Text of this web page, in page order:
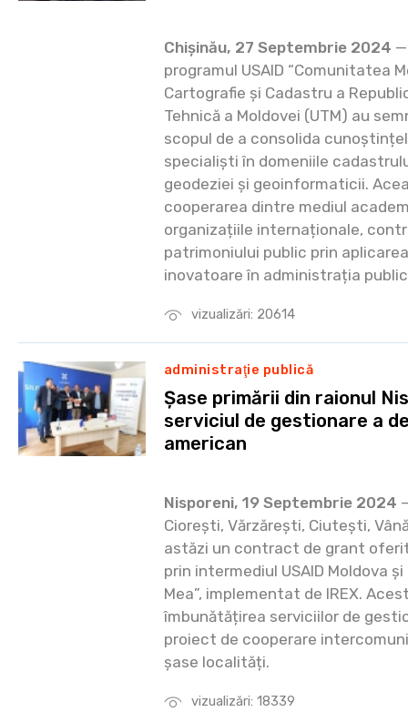
vizualizări: 20614
Chișinău, 27 Septembrie 2024
programul USAID “Comunitatea
Cartografie și Cadastru a
Tehnică a Moldovei (UTM) au
scopul de a consolida
specialiști în domeniile
geodeziei și geoinformaticii.
cooperarea dintre mediul
organizațiile internaționale,
patrimoniului public prin
inovatoare în administrația
vizualizări: 18339
administraţie publică
Șase primării din raionul
serviciul de gestionare a
american
Nisporeni, 19 Septembrie 2024
Ciorești, Vărzărești, Ciutești,
astăzi un contract de grant
prin intermediul USAID Moldova
Mea”, implementat de IREX.
îmbunătățirea serviciilor de
proiect de cooperare
șase localități.